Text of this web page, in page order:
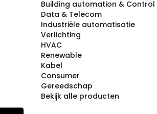
Building automation & Control
Data & Telecom
Industriële automatisatie
Verlichting
HVAC
Renewable
Kabel
Consumer
Gereedschap
Bekijk alle producten